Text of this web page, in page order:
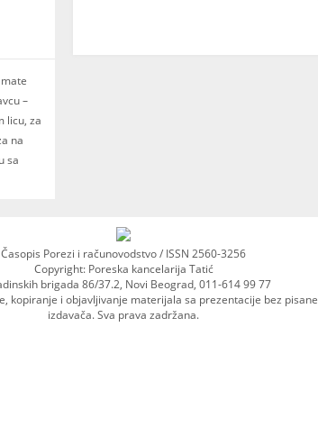
–
licu, za
na
sa
Časopis Porezi i računovodstvo / ISSN 2560-3256
Copyright: Poreska kancelarija Tatić
brigada 86/37.2, Novi Beograd, 011-614 99 77
kopiranje i objavljivanje materijala sa prezentacije bez
izdavača. Sva prava zadržana.